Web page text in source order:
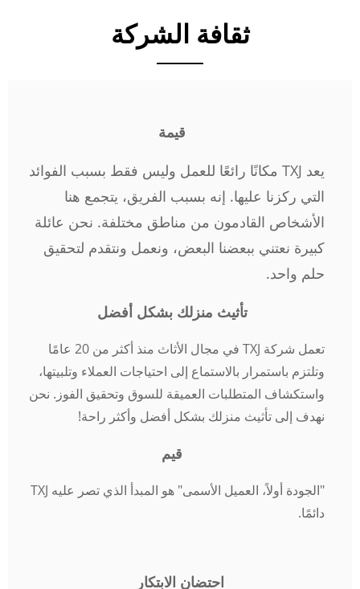
ثقافة الشركة
قيمة
يعد TXJ مكانًا رائعًا للعمل وليس فقط بسبب الفوائد
التي ركزنا عليها. إنه بسبب الفريق، يتجمع هنا
الأشخاص القادمون من مناطق مختلفة. نحن عائلة
كبيرة نعتني ببعضنا البعض، ونعمل ونتقدم لتحقيق
حلم واحد.
تأثيث منزلك بشكل أفضل
تعمل شركة TXJ في مجال الأثاث منذ أكثر من 20 عامًا
وتلتزم باستمرار بالاستماع إلى احتياجات العملاء وتلبيتها،
واستكشاف المتطلبات العميقة للسوق وتحقيق الفوز. نحن
نهدف إلى تأثيث منزلك بشكل أفضل وأكثر راحة!
قيم
"الجودة أولاً، العميل الأسمى" هو المبدأ الذي تصر عليه TXJ
دائمًا.
احتضان الابتكار